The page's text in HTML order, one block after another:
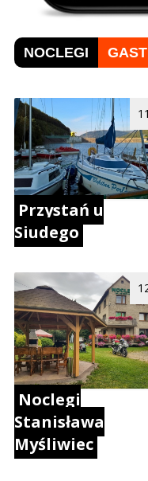
NOCLEGI
Przystań u
Siudego
Noclegi
Stanisława
Myśliwiec